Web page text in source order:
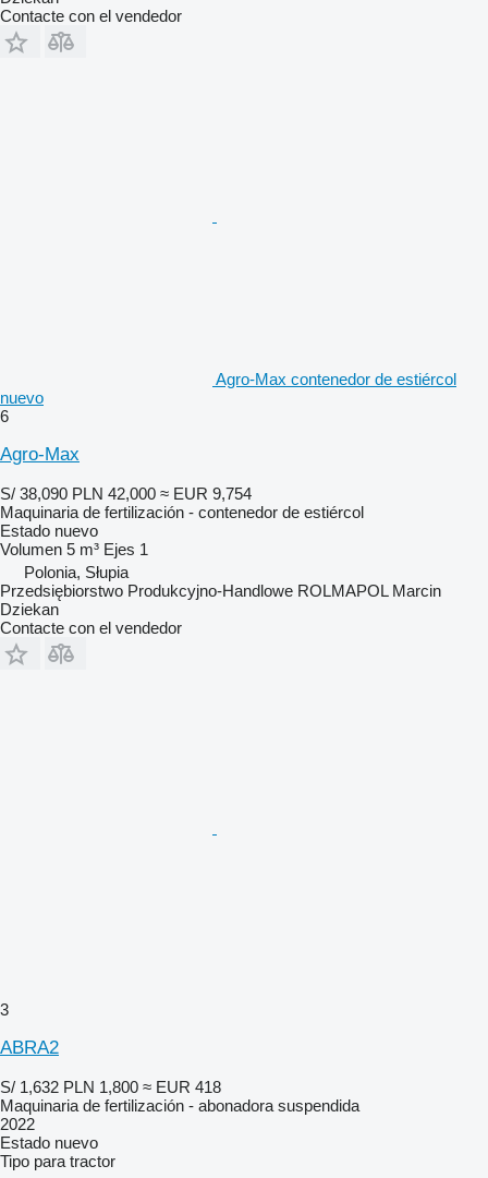
Contacte con el vendedor
Agro-Max contenedor de estiércol
nuevo
6
Agro-Max
S/ 38,090 PLN 42,000 ≈ EUR 9,754
Maquinaria de fertilización - contenedor de estiércol
Estado nuevo
Volumen 5 m³ Ejes 1
Polonia, Słupia
Przedsiębiorstwo Produkcyjno-Handlowe ROLMAPOL Marcin
Dziekan
Contacte con el vendedor
3
ABRA2
S/ 1,632 PLN 1,800 ≈ EUR 418
Maquinaria de fertilización - abonadora suspendida
2022
Estado nuevo
Tipo para tractor